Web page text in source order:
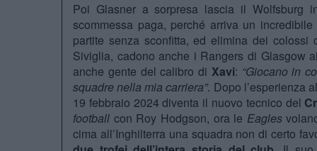
Poi Glasner a sorpresa lascia il Wolfsburg
scommessa paga, perché arriva un incredibile
partite senza sconfitta, ed elimina dei
Siviglia, cadono anche i Rangers di Glasgow
anche gente del calibro di Xavi: “Giocano in
squadre nella mia carriera”. Dopo l’esperienza
19 febbraio 2024 diventa il nuovo tecnico del
football con Roy Hodgson, ora le Eagles
cima all’Inghilterra una squadra non di certo